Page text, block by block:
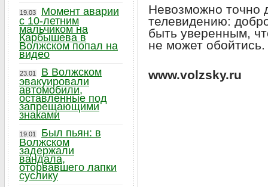
Невозможно точно
телевидению:
быть уверенным,
не может обойтись.
www.volzsky.ru
19.03
Момент аварии
с 10-летним
мальчиком на
Карбышева в
Волжском попал на
видео
23.01
В Волжском
эвакуировали
автомобили,
оставленные под
запрещающими
знаками
19.01
Был пьян: в
Волжском
задержали
вандала,
оторвавшего лапки
суслику